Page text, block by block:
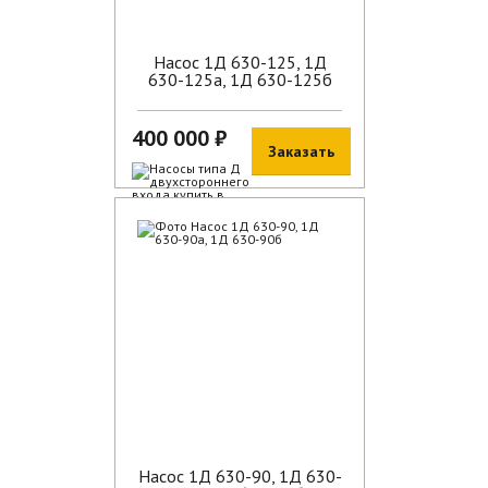
Насос 1Д 630-125, 1Д
630-125а, 1Д 630-125б
400 000 ₽
В наличии
Заказать
Насос 1Д 630-90, 1Д 630-